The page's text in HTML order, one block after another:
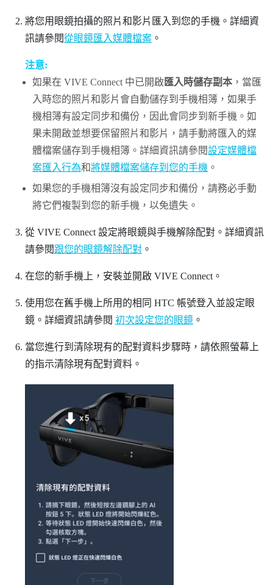
將您用眼鏡拍攝的照片和影片匯入到您的手機。詳細資
訊請參閱從眼鏡匯入媒體檔案。
注意:
如果在VIVE Connect 中已開啟匯入時儲存副本 ，當匯
入時您的照片和影片會自動儲存到手機相簿，如果手
機相簿有設定同步和備份，因此會同步到新手機。如
果未開啟並想要保留照片和影片，請手動將匯入的媒
體檔案儲存到手機相簿。詳細資訊請參閱設定媒體檔
案匯入行為和將媒體檔案儲存到您的手機 。
如果您的手機相簿沒有設定同步和備份，請務必手動
將它們複製到您的新手機，以免遺失。
從 VIVE Connect 設定將眼鏡與手機解除配對。詳細資訊
請參閱跟您的眼鏡解除配對。
在您的新手機上，安裝並開啟 VIVE Connect。
使用您在舊手機上所用的相同 HTC 帳號登入並設定眼
鏡。詳細資訊請參閱 初次設定您的眼鏡。
當您進行到清除現有的配對資料步驟時，請依照螢幕上
的指示清除現有配對資料。